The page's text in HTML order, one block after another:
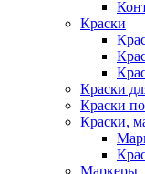
Краски
Краски
Краски
Краски,
Маркеры,